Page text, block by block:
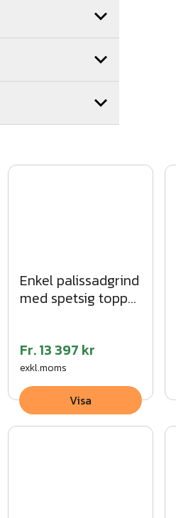
nätverk av
delar av landet. Hör
Enkel palissadgrind
med spetsig topp
Fr.13 397 kr
exkl.moms
Visa